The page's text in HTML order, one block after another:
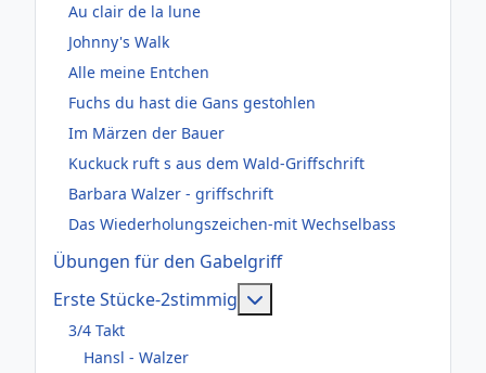
Au clair de la lune
Johnny's Walk
Alle meine Entchen
Fuchs du hast die Gans gestohlen
Im Märzen der Bauer
Kuckuck ruft s aus dem Wald-Griffschrift
Barbara Walzer - griffschrift
Das Wiederholungszeichen-mit Wechselbass
Übungen für den Gabelgriff
Erste Stücke-2stimmig
3/4 Takt
Hansl - Walzer